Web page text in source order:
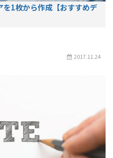
1枚から作成【おすすめデ
2017.11.24